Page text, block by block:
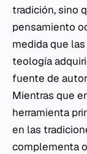
tradición, sino
pensamiento
medida que
teología
fuente de
Mientras que
herramienta
en las
complementa